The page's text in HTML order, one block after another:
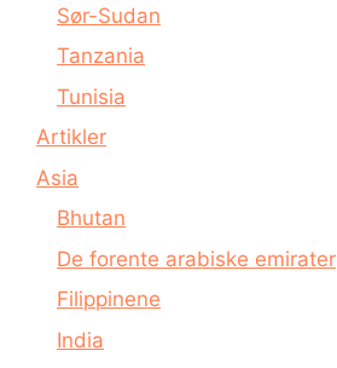
Sør-Sudan
Tanzania
Tunisia
Artikler
Asia
Bhutan
De forente arabiske emirater
Filippinene
India